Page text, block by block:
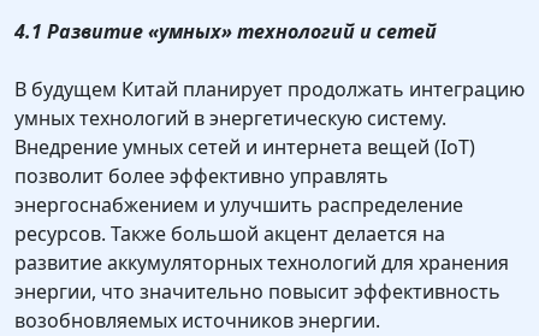
4.1 Развитие «умных» технологий и сетей
В будущем Китай планирует продолжать интеграцию
умных технологий в энергетическую систему.
Внедрение умных сетей и интернета вещей (IoT)
позволит более эффективно управлять
энергоснабжением и улучшить распределение
ресурсов. Также большой акцент делается на
развитие аккумуляторных технологий для хранения
энергии, что значительно повысит эффективность
возобновляемых источников энергии.